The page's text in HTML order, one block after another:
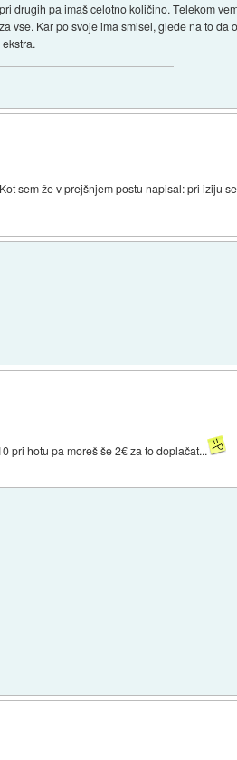
drugih pa imaš celotno količino. Telekom
vse. Kar po svoje ima smisel, glede na to
sem že v prejšnjem postu napisal: pri iziju
pri hotu pa moreš še 2€ za to doplačat...